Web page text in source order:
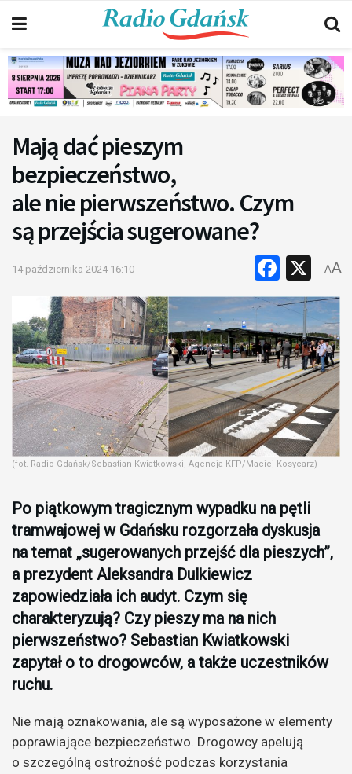
Mają dać pieszym
bezpieczeństwo,
ale nie pierwszeństwo. Czym
są przejścia sugerowane?
14 października 2024 16:10 X
AA
(fot. Radio Gdańsk/Sebastian Kwiatkowski, Agencja KFP/Maciej Kosycarz)
Po piątkowym tragicznym wypadku na pętli
tramwajowej w Gdańsku rozgorzała dyskusja
na temat „sugerowanych przejść dla pieszych”,
a prezydent Aleksandra Dulkiewicz
zapowiedziała ich audyt. Czym się
charakteryzują? Czy pieszy ma na nich
pierwszeństwo? Sebastian Kwiatkowski
zapytał o to drogowców, a także uczestników
ruchu.
Nie mają oznakowania, ale są wyposażone w elementy
poprawiające bezpieczeństwo. Drogowcy apelują
o szczególną ostrożność podczas korzystania